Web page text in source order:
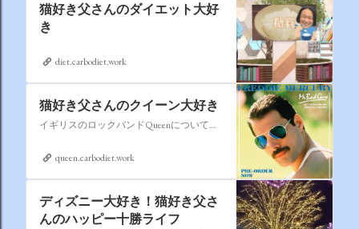
猫好き父さんのダイエット大好
き
diet.carbodiet.work
猫好き父さんのクイーン大好き
イギリスのロックバンドQueenについての情報をアップします。
queen.carbodiet.work
ディズニー大好き！猫好き父さ
んのハッピー十勝ライフ